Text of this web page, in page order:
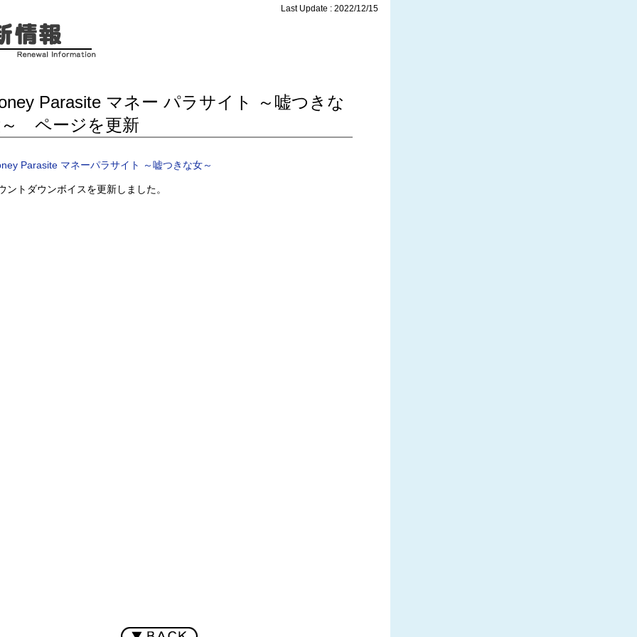
Last Update : 2022/12/15
Parasite マネー パラサイト ～嘘つきな
ページを更新
Parasite マネーパラサイト ～嘘つきな女～
ントダウンボイスを更新しました。